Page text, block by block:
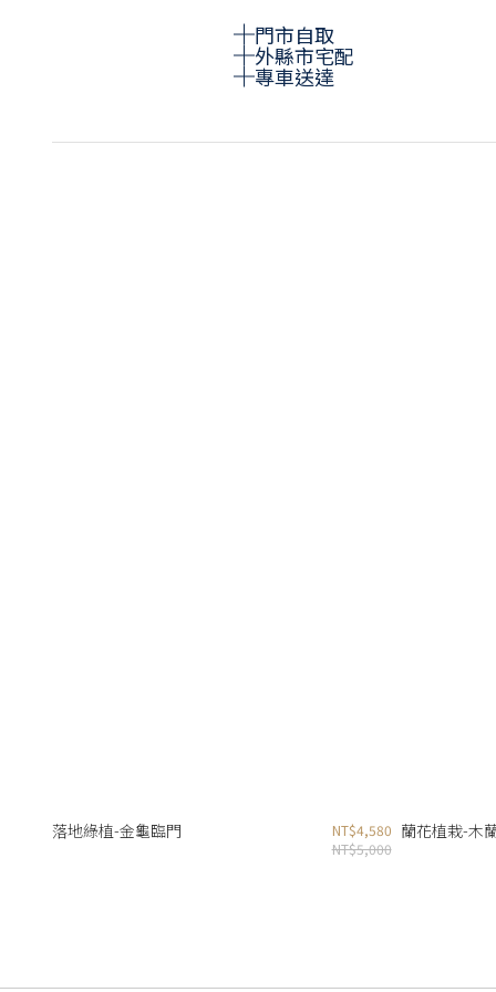
門市自取
外縣市宅配
專車送達
落地綠植-金龜臨門
NT$4,580
NT$5,000
蘭花植栽-木